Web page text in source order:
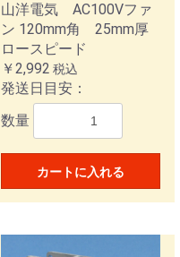
山洋電気 AC100Vファ
ン 120mm角 25mm厚
ロースピード
￥2,992 税込
発送日目安：
数量
カートに入れる